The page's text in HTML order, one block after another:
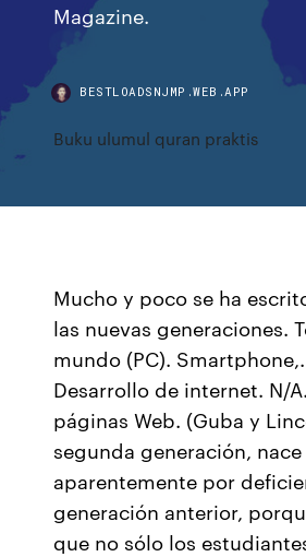
Magazine.
BESTLOADSNJMP.WEB.APP
Buku ulumul quran praktis
Mucho y poco se ha
las nuevas generaciones.
mundo (PC).
Desarrollo de internet. N/
páginas Web. (Guba y
segunda generación, nace
aparentemente por
generación anterior,
que no sólo los